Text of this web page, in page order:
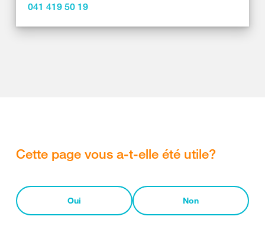
041 419 50 19
Cette page vous a-t-elle été utile?
Oui Non